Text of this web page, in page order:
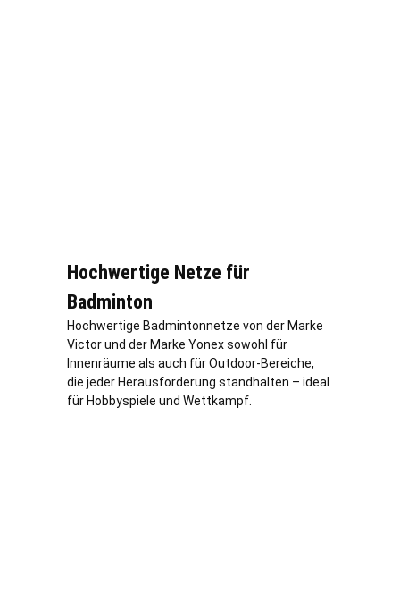
Hochwertige Netze für
Badminton
Hochwertige Badmintonnetze von der Marke
Victor und der Marke Yonex sowohl für
Innenräume als auch für Outdoor-Bereiche,
die jeder Herausforderung standhalten – ideal
für Hobbyspiele und Wettkampf.